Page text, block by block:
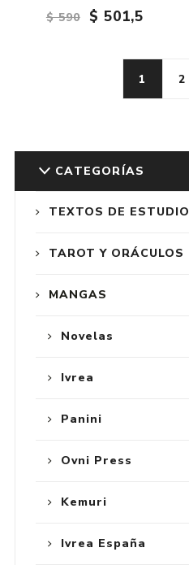
$ 590 $ 501,5
1 2
CATEGORÍAS
TEXTOS DE ESTUDIO
TAROT Y ORÁCULOS
MANGAS
Novelas
Ivrea
Panini
Ovni Press
Kemuri
Ivrea España